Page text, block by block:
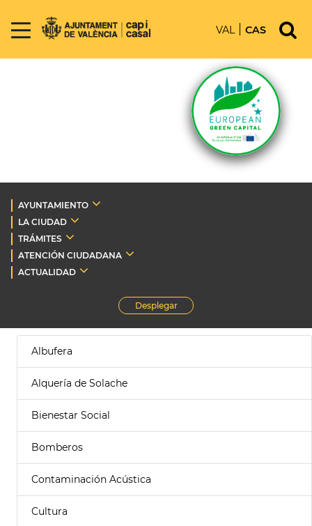
VAL CAS
AYUNTAMIENTO
LA CIUDAD
TRÁMITES
ATENCIÓN CIUDADANA
ACTUALIDAD
Desplegar
Albufera
Alquería de Solache
Bienestar Social
Bomberos
Contaminación Acústica
Cultura